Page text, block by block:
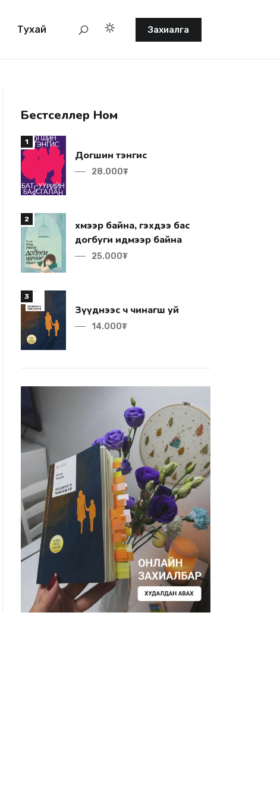
Тухай Захиалга
Бестселлер Ном
1
Догшин тэнгис
28.000₮
2
догбуги идмээр байна
25.000₮
3
Зүүднээс ч чинагш уй
14.000₮